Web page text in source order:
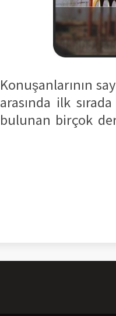
Konuşanlarının
arasında ilk
bulunan birçok